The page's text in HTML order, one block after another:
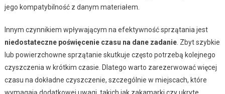
jego kompatybilność z danym materiałem.
Innym czynnikiem wpływającym na efektywność sprzątania jest
niedostateczne poświęcenie czasu na dane zadanie. Zbyt szybkie
lub powierzchowne sprzątanie skutkuje często potrzebą kolejnego
czyszczenia w krótkim czasie. Dlatego warto zarezerwować więcej
czasu na dokładne czyszczenie, szczególnie w miejscach, które
wymagają dodatkowej uwagi, takich jak zakamarki czy ukryte